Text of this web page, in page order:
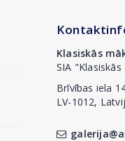
Klasiskās
SIA
Brīvības iela
LV-1012,